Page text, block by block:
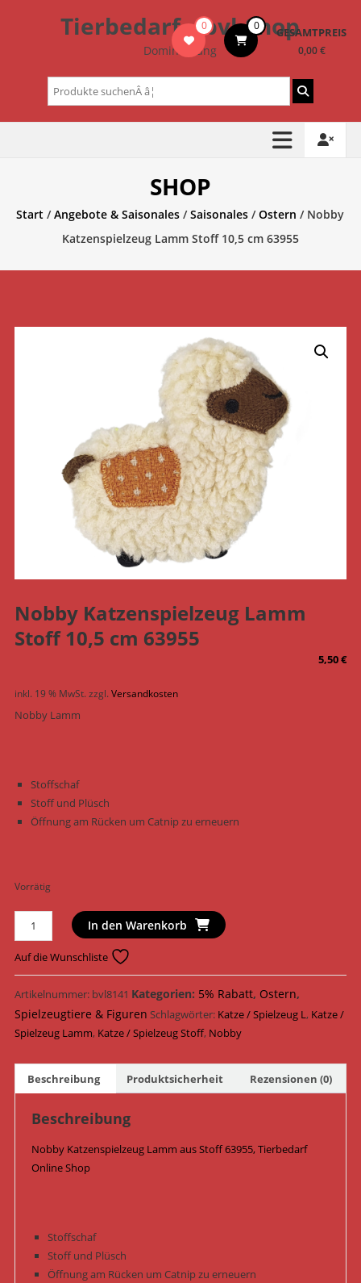
Tierbedarf – bvl-Shop
Dominik Lang
0 0 GESAMTPREIS
0,00 €
Suchen
nach:
SHOP
Start /Angebote & Saisonales /Saisonales /Ostern / Nobby
Katzenspielzeug Lamm Stoff 10,5 cm 63955
Nobby Katzenspielzeug Lamm
Stoff 10,5 cm 63955
5,50€
inkl. 19 % MwSt.zzgl.Versandkosten
Nobby Lamm
Stoffschaf
Stoff und Plüsch
Öffnung am Rücken um Catnip zu erneuern
Vorrätig
Nobby
Katzenspielzeug
Lamm
Stoff
10,5
cm
63955
In den Warenkorb
Auf die Wunschliste
Artikelnummer: bvl8141 Kategorien: 5% Rabatt, Ostern,
Spielzeugtiere & Figuren Schlagwörter: Katze / Spielzeug L, Katze /
Spielzeug Lamm, Katze / Spielzeug Stoff, Nobby
Beschreibung Produktsicherheit Rezensionen (0)
Beschreibung
Nobby Katzenspielzeug Lamm aus Stoff 63955, Tierbedarf
Online Shop
Stoffschaf
Stoff und Plüsch
Öffnung am Rücken um Catnip zu erneuern